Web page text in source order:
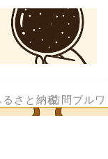
るさと納税訪問ブル